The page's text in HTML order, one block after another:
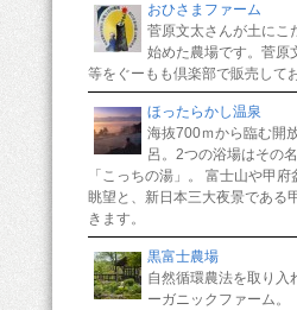
おひさまファーム
菅原文太さんが土にこ
始めた農場です。菅原
等をぐーもも倶楽部で販売して
ほったらかし温泉
海抜700ｍから臨む開
呂。2つの浴場はその
「こっちの湯」。 富士山や甲
眺望と、新日本三大夜景である
きます。
黒富士農場
自然循環農法を取り入
ーガニックファーム。